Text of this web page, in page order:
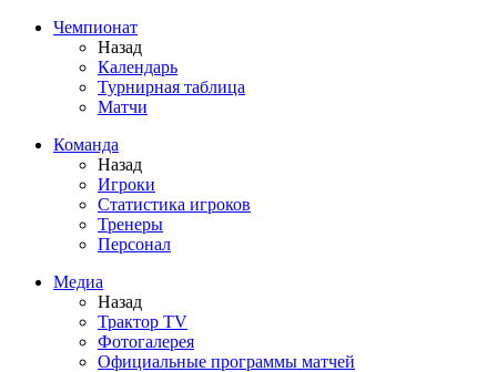
Чемпионат
Назад
Календарь
Турнирная таблица
Матчи
Команда
Назад
Игроки
Статистика игроков
Тренеры
Персонал
Медиа
Назад
Трактор TV
Фотогалерея
Официальные программы матчей